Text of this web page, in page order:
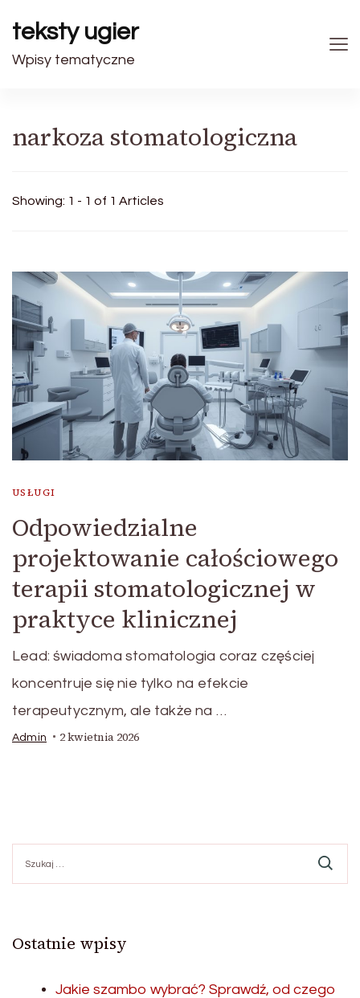
teksty ugier
Wpisy tematyczne
narkoza stomatologiczna
Showing: 1 - 1 of 1 Articles
USŁUGI
Odpowiedzialne
projektowanie całościowego
terapii stomatologicznej w
praktyce klinicznej
Lead: świadoma stomatologia coraz częściej
koncentruje się nie tylko na efekcie
terapeutycznym, ale także na …
Admin 2 kwietnia 2026
Ostatnie wpisy
Jakie szambo wybrać? Sprawdź, od czego